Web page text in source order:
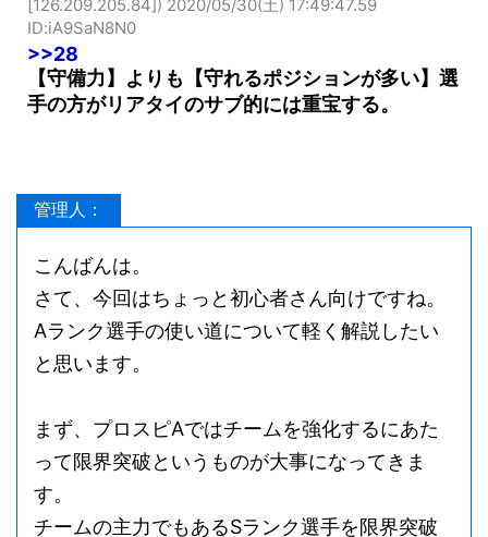
41:名無しさん＠お腹いっぱい。 (ﾜｯﾁｮｲW 03b1-bmT+
[126.209.205.84])
ID:iA9SaN8N0
>>28
【守備力】よりも【守れるポジションが多い】選
管理人：
こんばんは。
さて、今回はちょっと初心者さん向けですね。
Aランク選手の使い道について軽く解説したい
まず、プロスピAではチームを強化するにあた
って限界突破というものが大事になってきま
す。